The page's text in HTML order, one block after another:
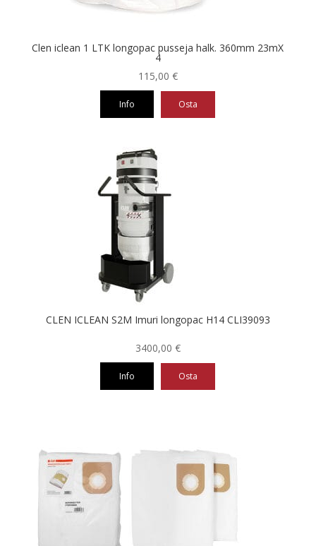
Clen iclean 1 LTK longopac pusseja halk. 360mm 23mX
4
115,00 €
Info Osta
CLEN ICLEAN S2M Imuri longopac H14 CLI39093
3400,00 €
Info Osta